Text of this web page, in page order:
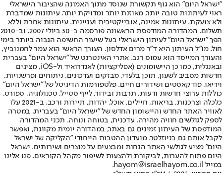
"ישראל היום" הוא גוף תקשורת שנוסד מתוך האמונה שהציבור הישראלי
ראוי לעיתונות טובה יותר, מאוזנת יותר ומדויקת יותר. עיתונות שמדברת
ולא צועקת. עיתונות אמינה, אובייקטיבית ועניינית. עיתונות אחרת וללא
תשלום. המהדורה המודפסת הראשונה פורסמה ב-30 ביולי 2007, וב-2010
הפך "ישראל היום" לעיתון הישראלי בעל שיעור החשיפה הגבוה ביותר בימי
חול. מו"ל העיתון היא ד"ר מרים אדלסון. העורך הראשי הוא עמר לחמנוביץ,
והעורך המייסד הוא עמוס רגב. אתרי האינטרנט של "ישראל היום" בעברית
ובאנגלית, כמו כן היישומונים (אפליקציות) לאנדרואיד ול-iOS, מציגים
חדשות מסביב לשעון, תוכן בלעדי, מבזקים ועדכונים, ניתוחים ופרשנויות,
וידיאו, פודקאסטים ושידורים חיים. פלטפורמות הדיגיטל של "ישראל היום"
כוללות ערוצי חדשות ודעות, תרבות ובידור, לייף סטייל, טכנולוגיה, ספורט,
כלכלה וצרכנות, בריאות, חיילים, אוכל, יהדות, תיירות ורכב. ב-2021 עלו
לאוויר האתר החדש והיישומון החדש של "ישראל היום" בעברית, במטרה
לספק לגולשים חוויה מהירה, עדכנית, בטוחה ונוחה. תכני המהדורה
המודפסת של העיתון זמינים גם באתר, במהדורה יומית מקוונת, ואפשר
לקבל אותם גם בניוזלטר. מועדון ההטבות הייחודי "הקליקה של ישראל
היום" מציע לגולשי האתר הנחות ומבצעים על מוצרים ושירותים. ישראל
היום פתוח להערות, לביקורת ולהצעות לשיפור מקהל הקוראים. פנו אלינו
במייל hayom@israelhayom.co.il.